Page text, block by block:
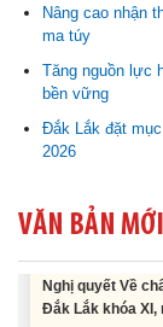
Nâng cao nhận
ma túy
Tăng nguồn lực
bền vững
Đắk Lắk đặt
2026
VĂN BẢN MỚI
sách địa
Nghị quyết về
phép kéo dài thời